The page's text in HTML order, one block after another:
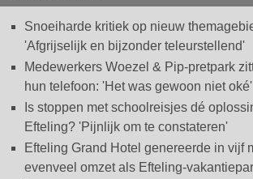
Snoeiharde kritiek op nieuw
'Afgrijselijk en bijzonder teleurstellend'
Medewerkers Woezel & Pip-pretpark
hun telefoon: 'Het was gewoon niet oké'
Is stoppen met schoolreisjes dé
Efteling? 'Pijnlijk om te constateren'
Efteling Grand Hotel genereerde in vijf
evenveel omzet als Efteling-